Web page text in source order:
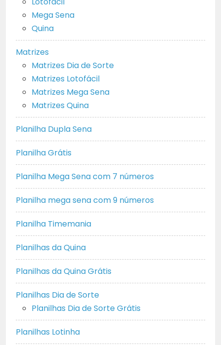
Mega Sena
Quina
Matrizes
Matrizes Dia de Sorte
Matrizes Lotofácil
Matrizes Mega Sena
Matrizes Quina
Planilha Dupla Sena
Planilha Grátis
Planilha Mega Sena com 7 números
Planilha mega sena com 9 números
Planilha Timemania
Planilhas da Quina
Planilhas da Quina Grátis
Planilhas Dia de Sorte
Planilhas Dia de Sorte Grátis
Planilhas Lotinha